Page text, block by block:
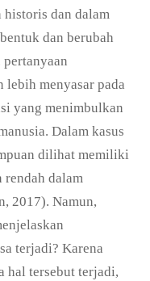
dan dalam
dan berubah
pertanyaan
lebih menyasar pada
yang menimbulkan
Dalam kasus
dilihat memiliki
rendah dalam
2017). Namun,
terjadi? Karena
hal tersebut terjadi,